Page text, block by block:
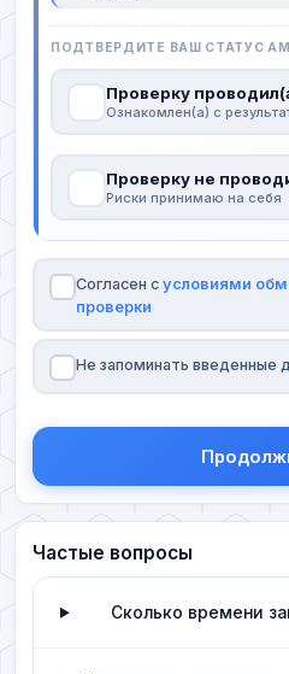
ПОДТВЕРДИТЕ ВАШ СТАТУС
Проверку
Ознакомлен(а) с
Проверку не
Риски принимаю на себя
Согласен с условиями
проверки
Не запоминать введенные
Частые вопросы
Сколько времени